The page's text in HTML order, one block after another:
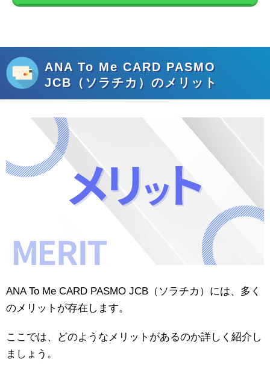
ANA To Me CARD PASMO
JCB（ソラチカ）のメリット
ANA To Me CARD PASMO JCB（ソラチカ）には、多く
のメリットが存在します。
ここでは、どのようなメリットがあるのか詳しく紹介し
ましょう。